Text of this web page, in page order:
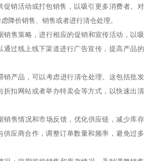
促销活动或打包销售，以吸引更多消费者。对
降价销售、销售或者进行清仓处理。
销售策略，进行相应的促销和宣传活动，以吸
通过线上线下渠道进行广告宣传，提高产品的
销产品，可以考虑进行清仓处理。这包括批发
折扣网站或者举办特卖会等方式，以快速出清
销售情况和市场反馈，优化供应链，减少库存
供应商合作，调整订单数量和频率，避免过多